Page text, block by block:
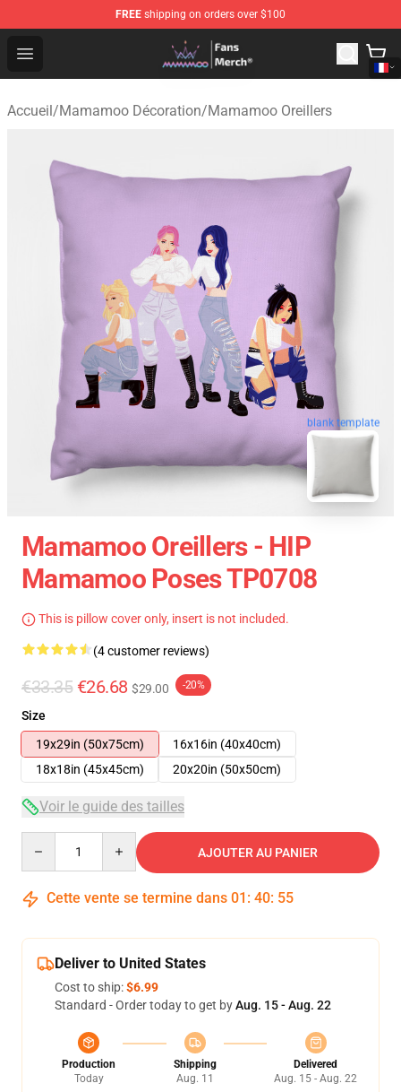
FREE shipping on orders over $100
Open menu
Mamamoo Store - Official Mamamoo Merchandise Shop
Accueil/Mamamoo Décoration/Mamamoo Oreillers
blank template
Mamamoo Oreillers - HIP
Mamamoo Poses TP0708
This is pillow cover only, insert is not included.
(4 customer reviews)
€33.35 €26.68 $29.00 -20%
Size
19x29in (50x75cm)
16x16in (40x40cm)
18x18in (45x45cm)
20x20in (50x50cm)
Voir le guide des tailles
AJOUTER AU PANIER
Cette vente se termine dans 01 : 40: 54
Deliver to United States
Cost to ship:$6.99
Standard - Order today to get byAug. 15 - Aug. 22
Production
Today
Shipping
Aug. 11
Delivered
Aug. 15 - Aug. 22